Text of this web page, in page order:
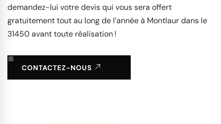
demandez-lui votre devis qui vous sera offert
gratuitement tout au long de l’année à Montlaur dans le
31450 avant toute réalisation !
CONTACTEZ-NOUS